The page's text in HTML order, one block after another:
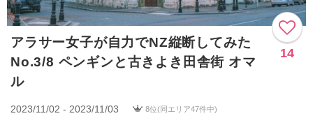
アラサー女子が自力でNZ縦断してみた
No.3/8 ペンギンと古きよき田舎街 オマ
ル
14
2023/11/02 - 2023/11/03 8位(同エリア47件中)